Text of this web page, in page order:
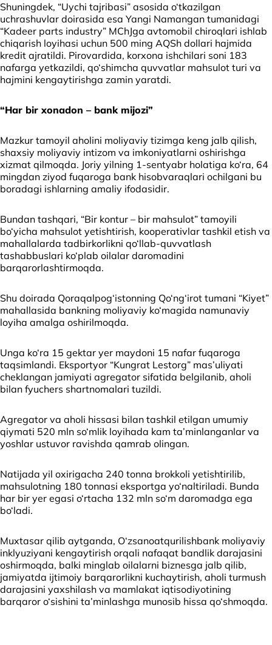
Shuningdek, “Uychi tajribasi” asosida o‘tkazilgan
uchrashuvlar doirasida esa Yangi Namangan tumanidagi
“Kadeer parts industry” MChJga avtomobil chiroqlari ishlab
chiqarish loyihasi uchun 500 ming AQSh dollari hajmida
kredit ajratildi. Pirovardida, korxona ishchilari soni 183
nafarga yetkazildi, qo‘shimcha quvvatlar mahsulot turi va
hajmini kengaytirishga zamin yaratdi.
“Har bir xonadon – bank mijozi”
Mazkur tamoyil aholini moliyaviy tizimga keng jalb qilish,
shaxsiy moliyaviy intizom va imkoniyatlarni oshirishga
xizmat qilmoqda. Joriy yilning 1-sentyabr holatiga ko‘ra, 64
mingdan ziyod fuqaroga bank hisobvaraqlari ochilgani bu
boradagi ishlarning amaliy ifodasidir.
Bundan tashqari, “Bir kontur – bir mahsulot” tamoyili
bo‘yicha mahsulot yetishtirish, kooperativlar tashkil etish va
mahallalarda tadbirkorlikni qo‘llab-quvvatlash
tashabbuslari ko‘plab oilalar daromadini
barqarorlashtirmoqda.
Shu doirada Qoraqalpog‘istonning Qo‘ng‘irot tumani “Kiyet”
mahallasida bankning moliyaviy ko‘magida namunaviy
loyiha amalga oshirilmoqda.
Unga ko‘ra 15 gektar yer maydoni 15 nafar fuqaroga
taqsimlandi. Eksportyor “Kungrat Lestorg” mas’uliyati
cheklangan jamiyati agregator sifatida belgilanib, aholi
bilan fyuchers shartnomalari tuzildi.
Agregator va aholi hissasi bilan tashkil etilgan umumiy
qiymati 520 mln so‘mlik loyihada kam ta’minlanganlar va
yoshlar ustuvor ravishda qamrab olingan.
Natijada yil oxirigacha 240 tonna brokkoli yetishtirilib,
mahsulotning 180 tonnasi eksportga yo‘naltiriladi. Bunda
har bir yer egasi o‘rtacha 132 mln so‘m daromadga ega
bo‘ladi.
Muxtasar qilib aytganda, O‘zsanoatqurilishbank moliyaviy
inklyuziyani kengaytirish orqali nafaqat bandlik darajasini
oshirmoqda, balki minglab oilalarni biznesga jalb qilib,
jamiyatda ijtimoiy barqarorlikni kuchaytirish, aholi turmush
darajasini yaxshilash va mamlakat iqtisodiyotining
barqaror o‘sishini ta’minlashga munosib hissa qo‘shmoqda.